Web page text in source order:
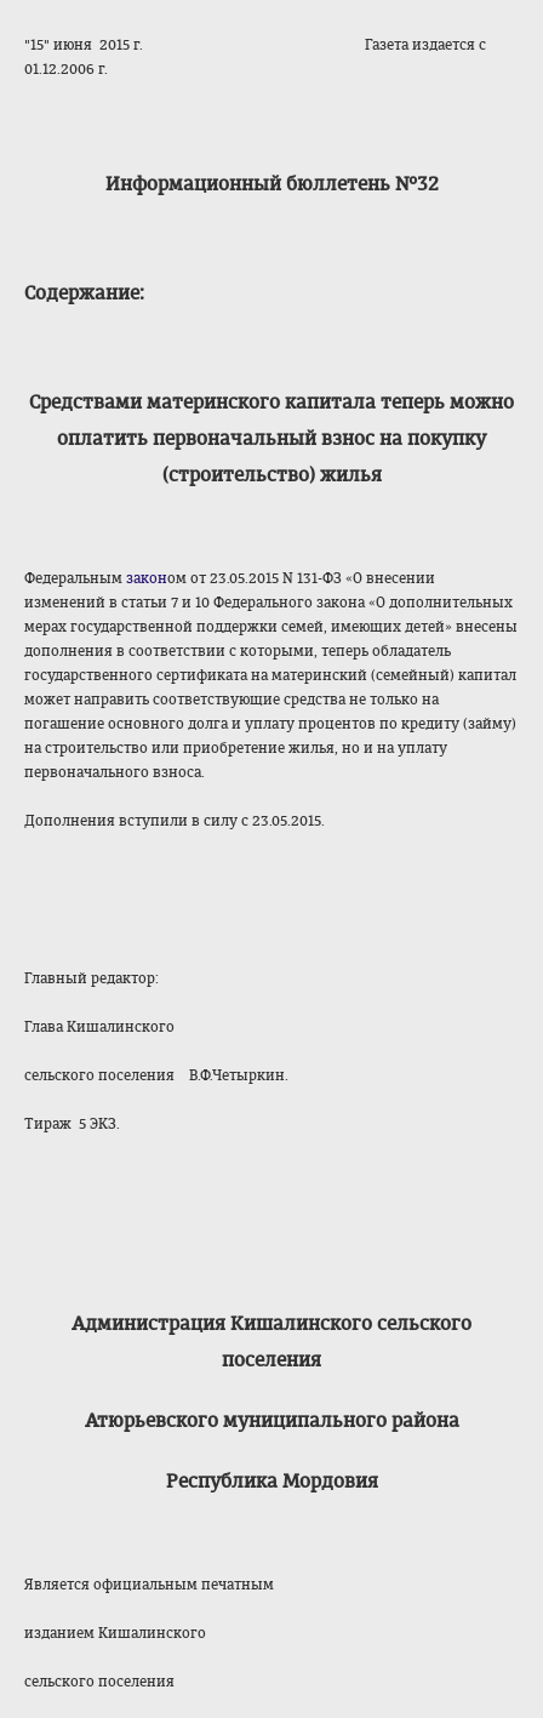
"15" июня 2015 г. Газета издается с
01.12.2006 г.
Информационный бюллетень №32
Содержание:
Средствами материнского капитала теперь можно
оплатить первоначальный взнос на покупку
(строительство) жилья
Федеральным законом от 23.05.2015 N 131-ФЗ «О внесении
изменений в статьи 7 и 10 Федерального закона «О дополнительных
мерах государственной поддержки семей, имеющих детей» внесены
дополнения в соответствии с которыми, теперь обладатель
государственного сертификата на материнский (семейный) капитал
может направить соответствующие средства не только на
погашение основного долга и уплату процентов по кредиту (займу)
на строительство или приобретение жилья, но и на уплату
первоначального взноса.
Дополнения вступили в силу с 23.05.2015.
Главный редактор:
Глава Кишалинского
сельского поселения В.Ф.Четыркин.
Тираж 5 ЭКЗ.
Администрация Кишалинского сельского
поселения
Атюрьевского муниципального района
Республика Мордовия
Является официальным печатным
изданием Кишалинского
сельского поселения